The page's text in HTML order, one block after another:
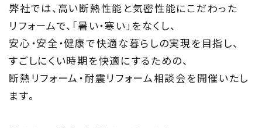
Philosophy
私たちの目指す家づくり
Members
住まい夢ネット加盟工務店
弊社では、高い断熱性能と気密性能にこだわった
リフォームで、「暑い・寒い」をなくし、
安心・安全・健康で快適な暮らしの実現を目指し、
すごしにくい時期を快適にするための、
断熱リフォーム・耐震リフォーム相談会を開催いたし
ます。